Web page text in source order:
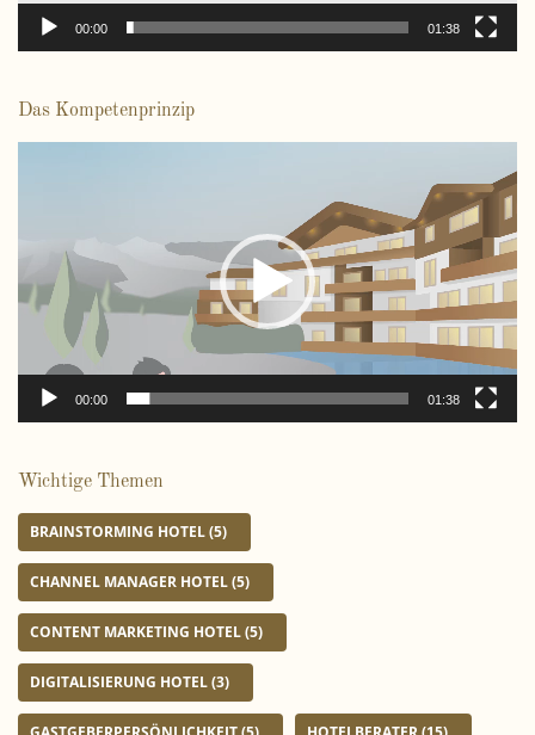
r
00:00 01:38
Das Kompetenprinzip
-
r
00:00 01:38
Wichtige Themen
BRAINSTORMING HOTEL(5)
CHANNEL MANAGER HOTEL(5)
CONTENT MARKETING HOTEL(5)
DIGITALISIERUNG HOTEL(3)